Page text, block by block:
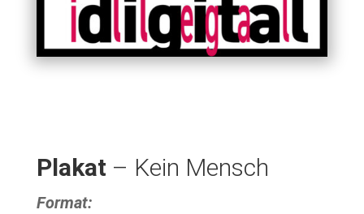
Plakat – Kein Mensch
Format: